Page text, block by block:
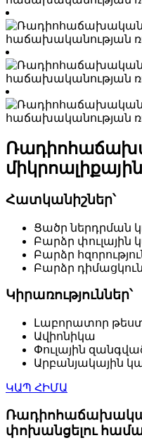
Հատկանիշներ՝
Ցածր ներդրման
Բարձր փուլային
Բարձր
Բարձր
Կիրառություններ՝
Լաբորատոր
Ավիոնիկա
Փուլային
Արբանյակային
ԿԱՊ ՀԻՄԱ
փոխանցելու